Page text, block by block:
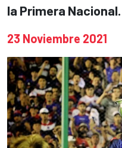
la Primera Nacional.
23 Noviembre 2021